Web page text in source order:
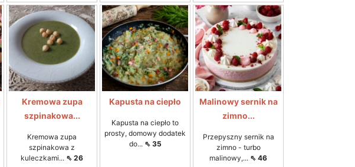
Kremowa zupa
szpinakowa...
Kremowa zupa
szpinakowa z
kuleczkami... ⇖ 26
Kapusta na ciepło
Kapusta na ciepło to
prosty, domowy dodatek
do... ⇖ 35
Malinowy sernik na
zimno...
Przepyszny sernik na
zimno - turbo
malinowy,... ⇖ 46